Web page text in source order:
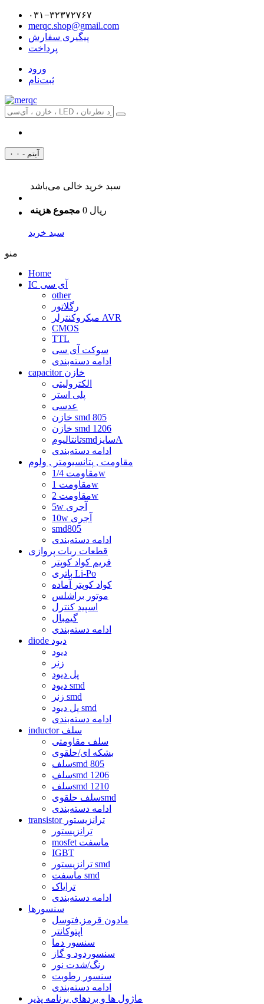
۰۳۱−۳۲۳۷۲۷۶۷
merqc.shop@gmail.com
پیگیری سفارش
پرداخت
ورود
ثبت‌نام
۰ آیتم - ۰
سبد خرید خالی می‌باشد
مجموع هزینه 0 ریال
سبد خرید
منو
Home
IC آی سی
other
رگلاتور
میکروکنترلر AVR
CMOS
TTL
سوکت آی سی
ادامه دسته‌بندی
capacitor خازن
الکترولیتی
پلی استر
عدسی
خازن smd 805
خازن smd 1206
تانتالیومsmdسایزA
ادامه دسته‌بندی
مقاومت , پتانسیومتر , ولوم
مقاومت 1/4w
مقاومت 1w
مقاومت 2w
5w آجری
10w آجری
smd805
ادامه دسته‌بندی
قطعات ربات پروازی
فریم کواد کوپتر
باتری Li-Po
کواد کوپتر آماده
موتور براشلس
اسپید کنترل
گیمبال
ادامه دسته‌بندی
diode دیود
دیود
زنر
پل دیود
دیود smd
زنر smd
پل دیود smd
ادامه دسته‌بندی
inductor سلف
سلف مقاومتی
بشکه ای/حلقوی
سلفsmd 805
سلفsmd 1206
سلفsmd 1210
سلف حلقویsmd
ادامه دسته‌بندی
transistor ترانزیستور
ترانزیستور
mosfet ماسفت
IGBT
ترانزیستور smd
ماسفت smd
ترایاک
ادامه دسته‌بندی
سنسورها
مادون قرمز,فتوسل
اپتوکانتر
سنسور دما
سنسوردود و گاز
رنگ/شدت نور
سنسور رطوبت
ادامه دسته‌بندی
ماژول ها و بردهای برنامه پذیر